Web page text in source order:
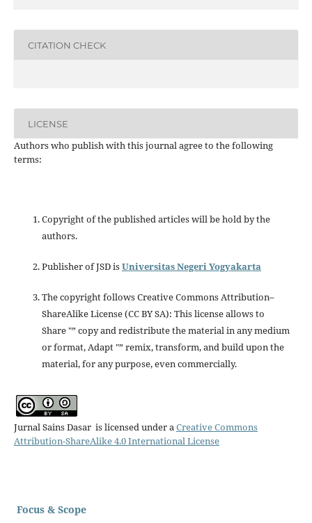
CITATION CHECK
LICENSE
Authors who publish with this journal agree to the following
terms:
Copyright of the published articles will be hold by the
authors.
Publisher of JSD isUniversitas Negeri Yogyakarta
The copyright follows Creative Commons Attribution–
ShareAlike License (CC BY SA): This license allows to
Share "” copy and redistribute the material in any medium
or format, Adapt "” remix, transform, and build upon the
material, for any purpose, even commercially.
Jurnal Sains Dasar is licensed under aCreative Commons
Attribution-ShareAlike 4.0 International License
Focus & Scope